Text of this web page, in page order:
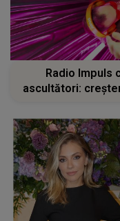
Radio Impuls
ascultători: